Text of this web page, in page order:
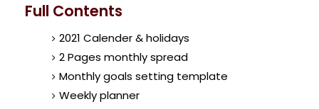
Full Contents
2021 Calender & holidays
2 Pages monthly spread
Monthly goals setting template
Weekly planner